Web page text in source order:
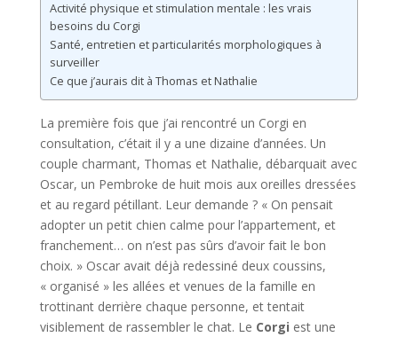
Activité physique et stimulation mentale : les vrais
besoins du Corgi
Santé, entretien et particularités morphologiques à
surveiller
Ce que j’aurais dit à Thomas et Nathalie
La première fois que j’ai rencontré un Corgi en
consultation, c’était il y a une dizaine d’années. Un
couple charmant, Thomas et Nathalie, débarquait avec
Oscar, un Pembroke de huit mois aux oreilles dressées
et au regard pétillant. Leur demande ? « On pensait
adopter un petit chien calme pour l’appartement, et
franchement… on n’est pas sûrs d’avoir fait le bon
choix. » Oscar avait déjà redessiné deux coussins,
« organisé » les allées et venues de la famille en
trottinant derrière chaque personne, et tentait
visiblement de rassembler le chat. Le Corgi est une